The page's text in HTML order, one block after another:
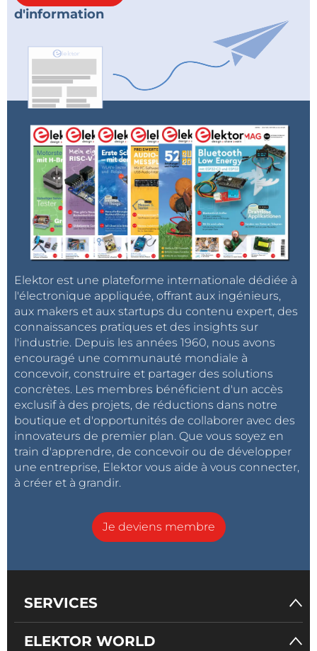
d'information
Elektor est une plateforme internationale dédiée à
l'électronique appliquée, offrant aux ingénieurs,
aux makers et aux startups du contenu expert, des
connaissances pratiques et des insights sur
l'industrie. Depuis les années 1960, nous avons
encouragé une communauté mondiale à
concevoir, construire et partager des solutions
concrètes. Les membres bénéficient d'un accès
exclusif à des projets, de réductions dans notre
boutique et d'opportunités de collaborer avec des
innovateurs de premier plan. Que vous soyez en
train d'apprendre, de concevoir ou de développer
une entreprise, Elektor vous aide à vous connecter,
à créer et à grandir.
Je deviens membre
SERVICES
ELEKTOR WORLD